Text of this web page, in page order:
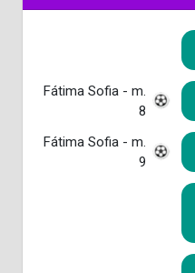
Fátima Sofia - m.
8
Fátima Sofia - m.
9